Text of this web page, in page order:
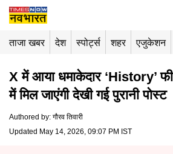
ताजा खबर देश स्पोर्ट्स शहर एजुकेशन
X में आया धमाकेदार ‘History’
में मिल जाएंगी देखी गई पुरानी पोस्ट
Authored by: गौरव तिवारी
Updated May 14, 2026, 09:07 PM IST